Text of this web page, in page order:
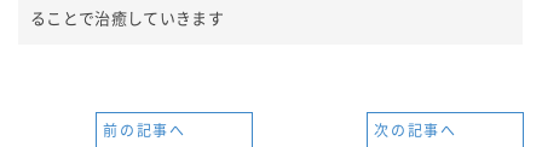
ることで治癒していきます
前の記事へ 次の記事へ